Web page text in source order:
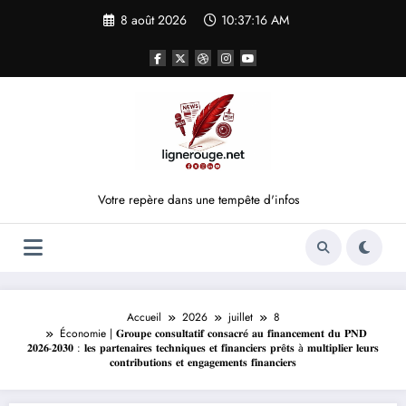
8 août 2026 10:37:16 AM
Votre repère dans une tempête d'infos
Accueil 2026 juillet
8
Économie | 𝐆𝐫𝐨𝐮𝐩𝐞 𝐜𝐨𝐧𝐬𝐮𝐥𝐭𝐚𝐭𝐢𝐟 𝐜𝐨𝐧𝐬𝐚𝐜𝐫é 𝐚𝐮 𝐟𝐢𝐧𝐚𝐧𝐜𝐞𝐦𝐞𝐧𝐭 𝐝𝐮 𝐏𝐍𝐃
𝟐𝟎𝟐𝟔-𝟐𝟎𝟑𝟎 : 𝐥𝐞𝐬 𝐩𝐚𝐫𝐭𝐞𝐧𝐚𝐢𝐫𝐞𝐬 𝐭𝐞𝐜𝐡𝐧𝐢𝐪𝐮𝐞𝐬 𝐞𝐭 𝐟𝐢𝐧𝐚𝐧𝐜𝐢𝐞𝐫𝐬 𝐩𝐫ê𝐭𝐬 à 𝐦𝐮𝐥𝐭𝐢𝐩𝐥𝐢𝐞𝐫 𝐥𝐞𝐮𝐫𝐬
𝐜𝐨𝐧𝐭𝐫𝐢𝐛𝐮𝐭𝐢𝐨𝐧𝐬 𝐞𝐭 𝐞𝐧𝐠𝐚𝐠𝐞𝐦𝐞𝐧𝐭𝐬 𝐟𝐢𝐧𝐚𝐧𝐜𝐢𝐞𝐫𝐬